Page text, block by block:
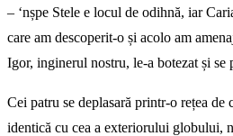
– ‘nșpe Stele e locul de odihnă, iar
care am descoperit-o și acolo am
Igor, inginerul nostru, le-a botezat și se
Cei patru se deplasară printr-o rețea de
identică cu cea a exteriorului globului,